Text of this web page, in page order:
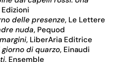
delle presenze, Le Lettere
nuda, Pequod
, LiberAria Editrice
di quarzo, Einaudi
, Ensemble